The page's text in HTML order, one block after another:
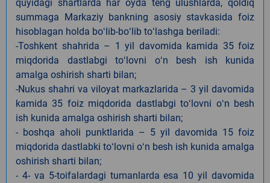
quyidagi shartlarda har oyda teng ulushlarda, qoldiq
summaga Markaziy bankning asosiy stavkasida foiz
hisoblagan holda boʻlib-boʻlib toʻlashga beriladi:
-Toshkent shahrida – 1 yil davomida kamida 35 foiz
miqdorida dastlabgi toʻlovni oʻn besh ish kunida
amalga oshirish sharti bilan;
-Nukus shahri va viloyat markazlarida – 3 yil davomida
kamida 35 foiz miqdorida dastlabgi toʻlovni oʻn besh
ish kunida amalga oshirish sharti bilan;
- boshqa aholi punktlarida – 5 yil davomida 15 foiz
miqdorida dastlabki toʻlovni oʻn besh ish kunida amalga
oshirish sharti bilan;
- 4- va 5-toifalardagi tumanlarda esa 10 yil davomida